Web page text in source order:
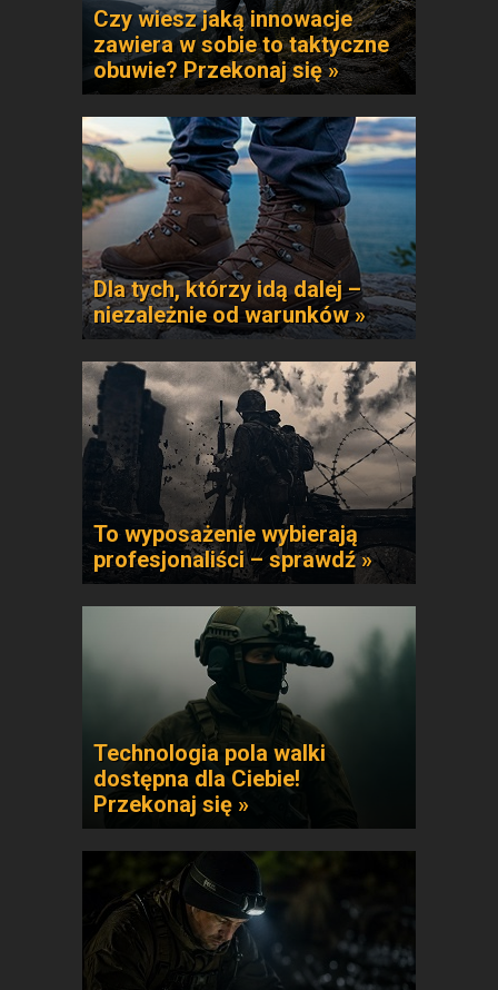
Czy wiesz jaką innowacje
zawiera w sobie to taktyczne
obuwie? Przekonaj się »
Dla tych, którzy idą dalej –
niezależnie od warunków »
To wyposażenie wybierają
profesjonaliści – sprawdź »
Technologia pola walki
dostępna dla Ciebie!
Przekonaj się »